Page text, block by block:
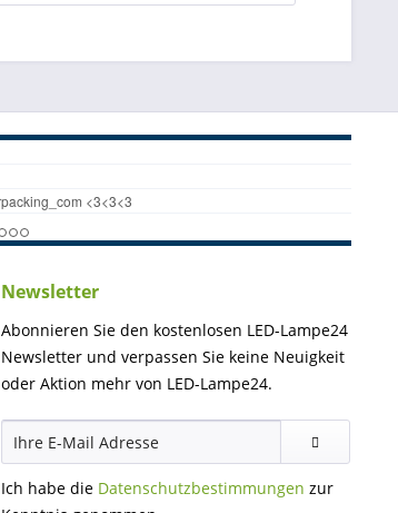
Newsletter
Abonnieren Sie den kostenlosen LED-Lampe24
Newsletter und verpassen Sie keine Neuigkeit
oder Aktion mehr von LED-Lampe24.
Ich habe die Datenschutzbestimmungen zur